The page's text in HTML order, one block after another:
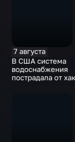
7 августа
В США система
водоснабжения
пострадала от